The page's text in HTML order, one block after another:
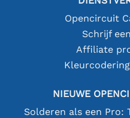
Opencircuit
Schrijf
Affiliate
NIEUWE